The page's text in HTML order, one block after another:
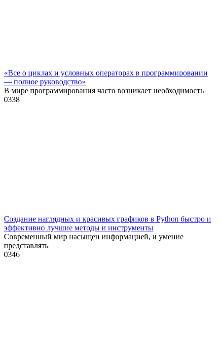
«Все о циклах и условных операторах в программировании
— полное руководство»
В мире программирования часто возникает необходимость
0338
Создание наглядных и красивых графиков в Python быстро и
эффективно лучшие методы и инструменты
Современный мир насыщен информацией, и умение
представлять
0346